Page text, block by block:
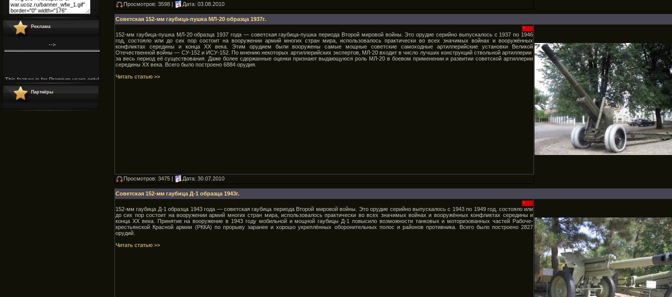
Реклама
-->
This feature is for Premium users only!
This feature is for Premium users
Партнёры
Просмотров: 3598 | Дата: 03.08.2010
Советская 152-мм гаубица-пушка МЛ-20 образца 1937г.
152-мм гаубица-пушка МЛ-20 образца 1937 года — советская гаубица-пушка периода Второй мировой войны. Это орудие серийно выпускалось с 1937 по 1946
год, состояло или до сих пор состоит на вооружении армий многих стран мира, использовалось практически во всех значимых войнах и вооружённых
конфликтах середины и конца XX века. Этим орудием были вооружены самые мощные советские самоходные артиллерийские установки Великой
Отечественной войны — СУ-152 и ИСУ-152. По мнению некоторых артиллерийских экспертов, МЛ-20 входит в число лучших конструкций ствольной артиллерии
за весь период её существования. Даже более сдержанные оценки признают выдающуюся роль МЛ-20 в боевом применении и развитии советской артиллерии
середины XX века. Всего было построено 6884 орудия.
Читать статью >>
Просмотров: 3475 | Дата: 30.07.2010
Советская 152-мм гаубица Д-1 образца 1943г.
152-мм гаубица Д-1 образца 1943 года — советская гаубица периода Второй мировой войны. Это орудие серийно выпускалось с 1943 по 1949 год, состояло или
до сих пор состоит на вооружении армий многих стран мира, использовалось практически во всех значимых войнах и вооружённых конфликтах середины и
конца XX века. Принятие на вооружение в 1943 году мобильной и мощной гаубицы Д-1 повысило возможности танковых и моторизованных частей Рабоче-
крестьянской Красной армии (РККА) по прорыву заранее и хорошо укреплённых оборонительных полос и районов противника. Всего было построено 2827
орудий.
Читать статью >>